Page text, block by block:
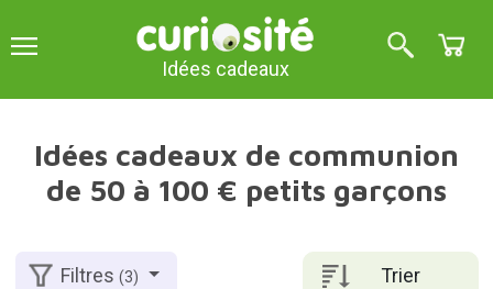
Idées cadeaux
Idées cadeaux de communion
de 50 à 100 € petits garçons
Trier
Filtres(3)